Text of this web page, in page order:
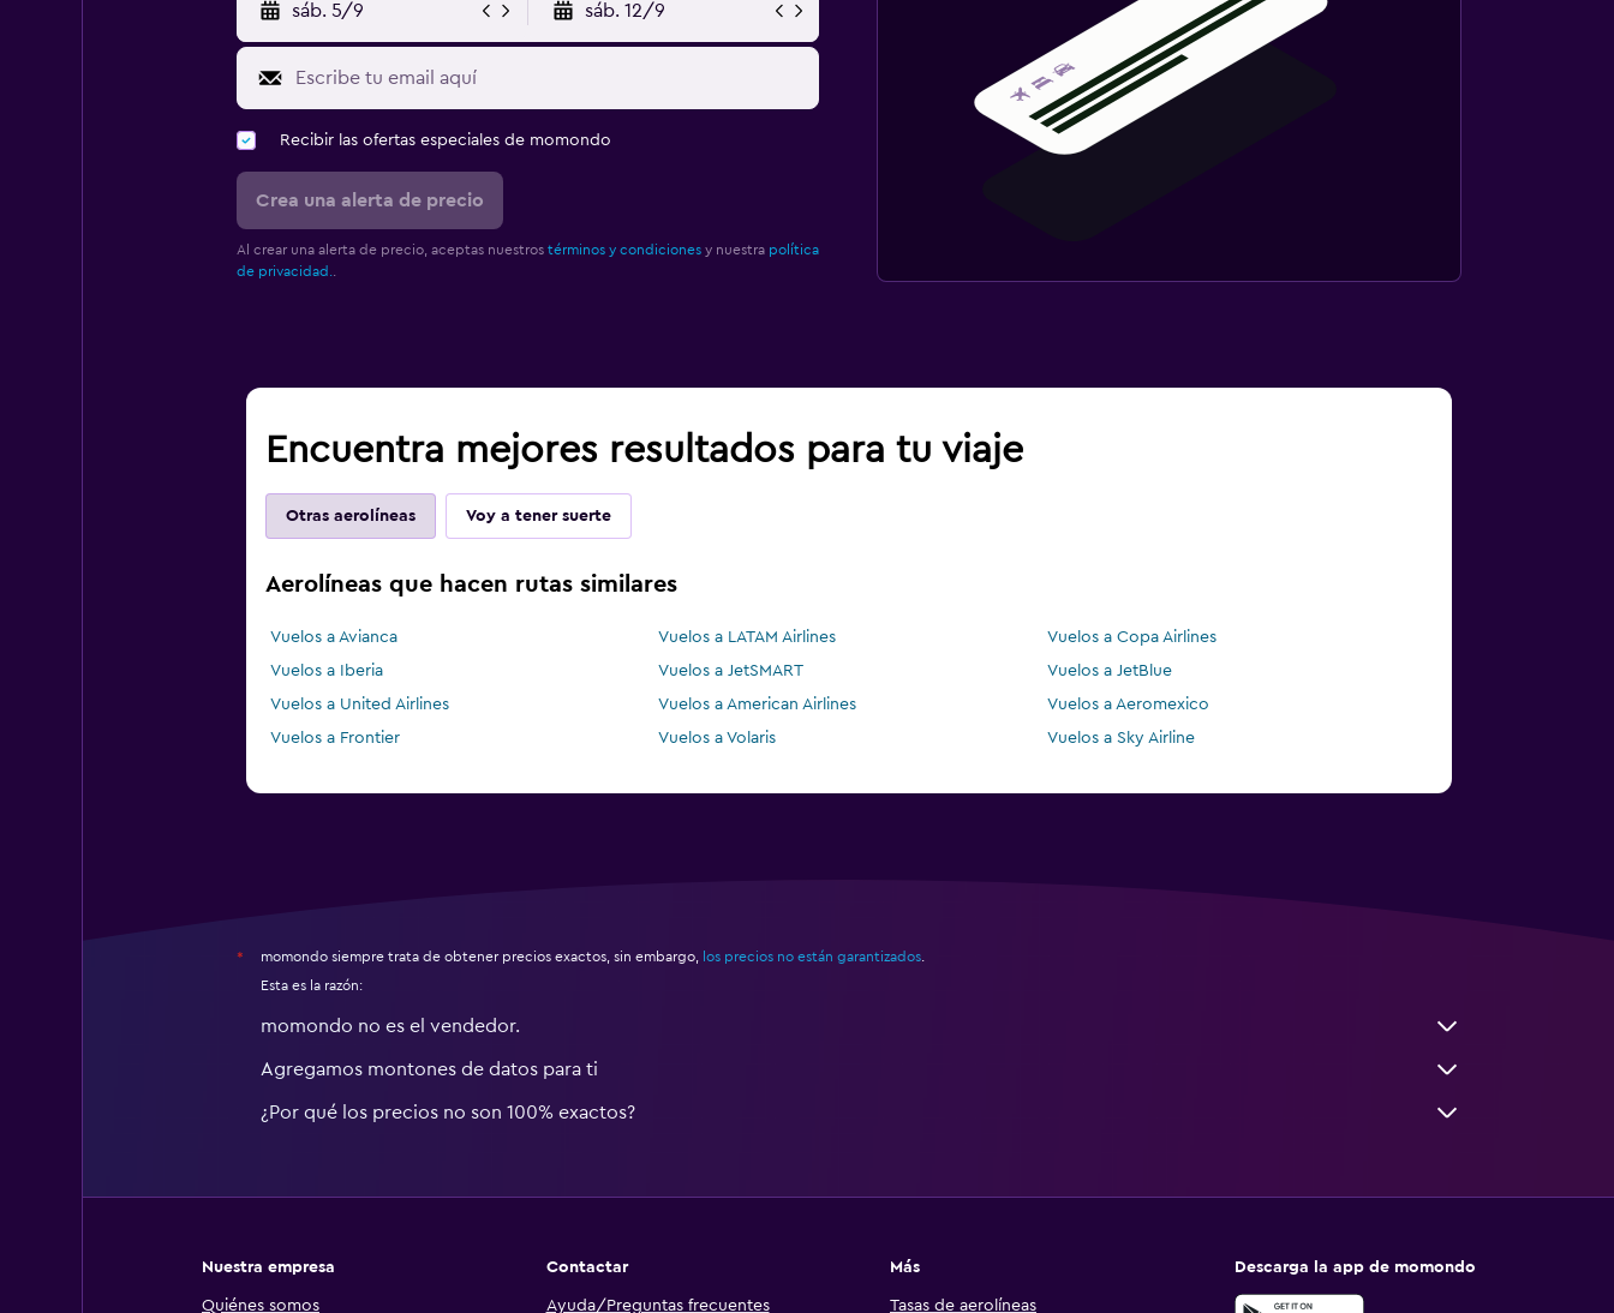
sáb. 5/9 sáb. 12/9
Recibir las ofertas especiales de momondo
Crea una alerta de precio
Al crear una alerta de precio, aceptas nuestros términos y condicionesy nuestra política
de privacidad.
Encuentra mejores resultados para tu viaje
Otras aerolíneas Voy a tener suerte
Aerolíneas que hacen rutas similares
Vuelos a Avianca Vuelos a LATAM Airlines
Vuelos a Copa Airlines
Vuelos a Iberia
Vuelos a JetSMART
Vuelos a JetBlue
Vuelos a United Airlines
Vuelos a American Airlines
Vuelos a Aeromexico
Vuelos a Frontier
Vuelos a Volaris Vuelos a Sky Airline
* momondo siempre trata de obtener precios exactos, sin embargo, los precios no están garantizados.
Esta es la razón:
momondo no es el vendedor.
Agregamos montones de datos para ti
¿Por qué los precios no son 100% exactos?
Nuestra empresa
Quiénes somos
Contactar
Ayuda/Preguntas frecuentes
Más
Tasas de aerolíneas
Descarga la app de momondo